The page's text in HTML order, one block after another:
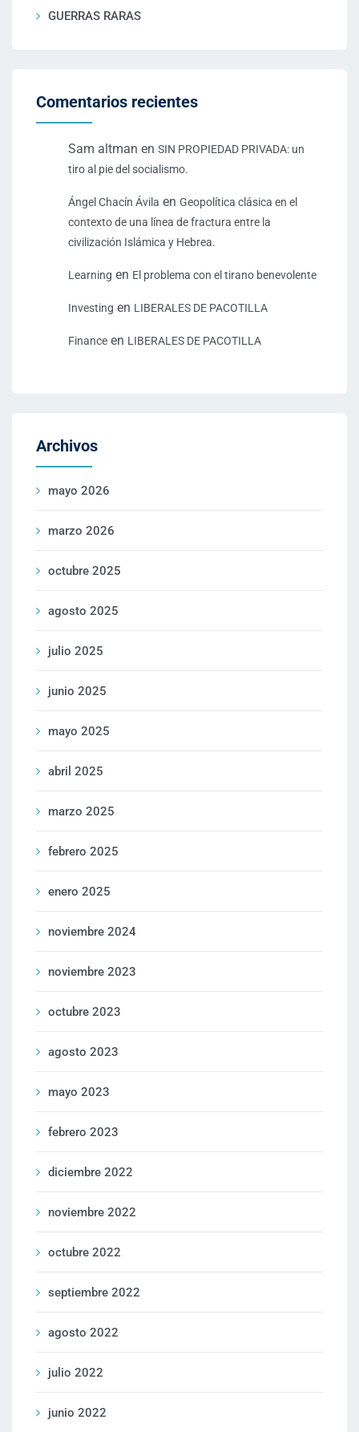
GUERRAS RARAS
Comentarios recientes
Sam altman en SIN PROPIEDAD PRIVADA: un
tiro al pie del socialismo.
Ángel Chacín Ávila en Geopolítica clásica en el
contexto de una línea de fractura entre la
civilización Islámica y Hebrea.
Learning en El problema con el tirano benevolente
Investing en LIBERALES DE PACOTILLA
Finance en LIBERALES DE PACOTILLA
Archivos
mayo 2026
marzo 2026
octubre 2025
agosto 2025
julio 2025
junio 2025
mayo 2025
abril 2025
marzo 2025
febrero 2025
enero 2025
noviembre 2024
noviembre 2023
octubre 2023
agosto 2023
mayo 2023
febrero 2023
diciembre 2022
noviembre 2022
octubre 2022
septiembre 2022
agosto 2022
julio 2022
junio 2022